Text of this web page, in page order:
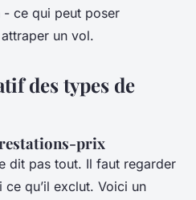
- ce qui peut poser
un vol.
des types de
prix
dit pas tout. Il faut regarder
ce qu’il exclut. Voici un